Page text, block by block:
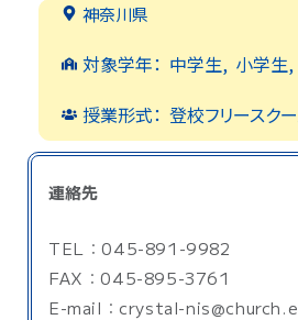
神奈川県
対象学年： 中学生, 小学生,
授業形式： 登校フリースク
連絡先
TEL：045-891-9982
FAX：045-895-3761
E-mail：crystal-